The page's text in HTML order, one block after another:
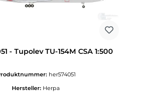
- Tupolev TU-154M CSA 1:500
her574051
Hersteller: Herpa